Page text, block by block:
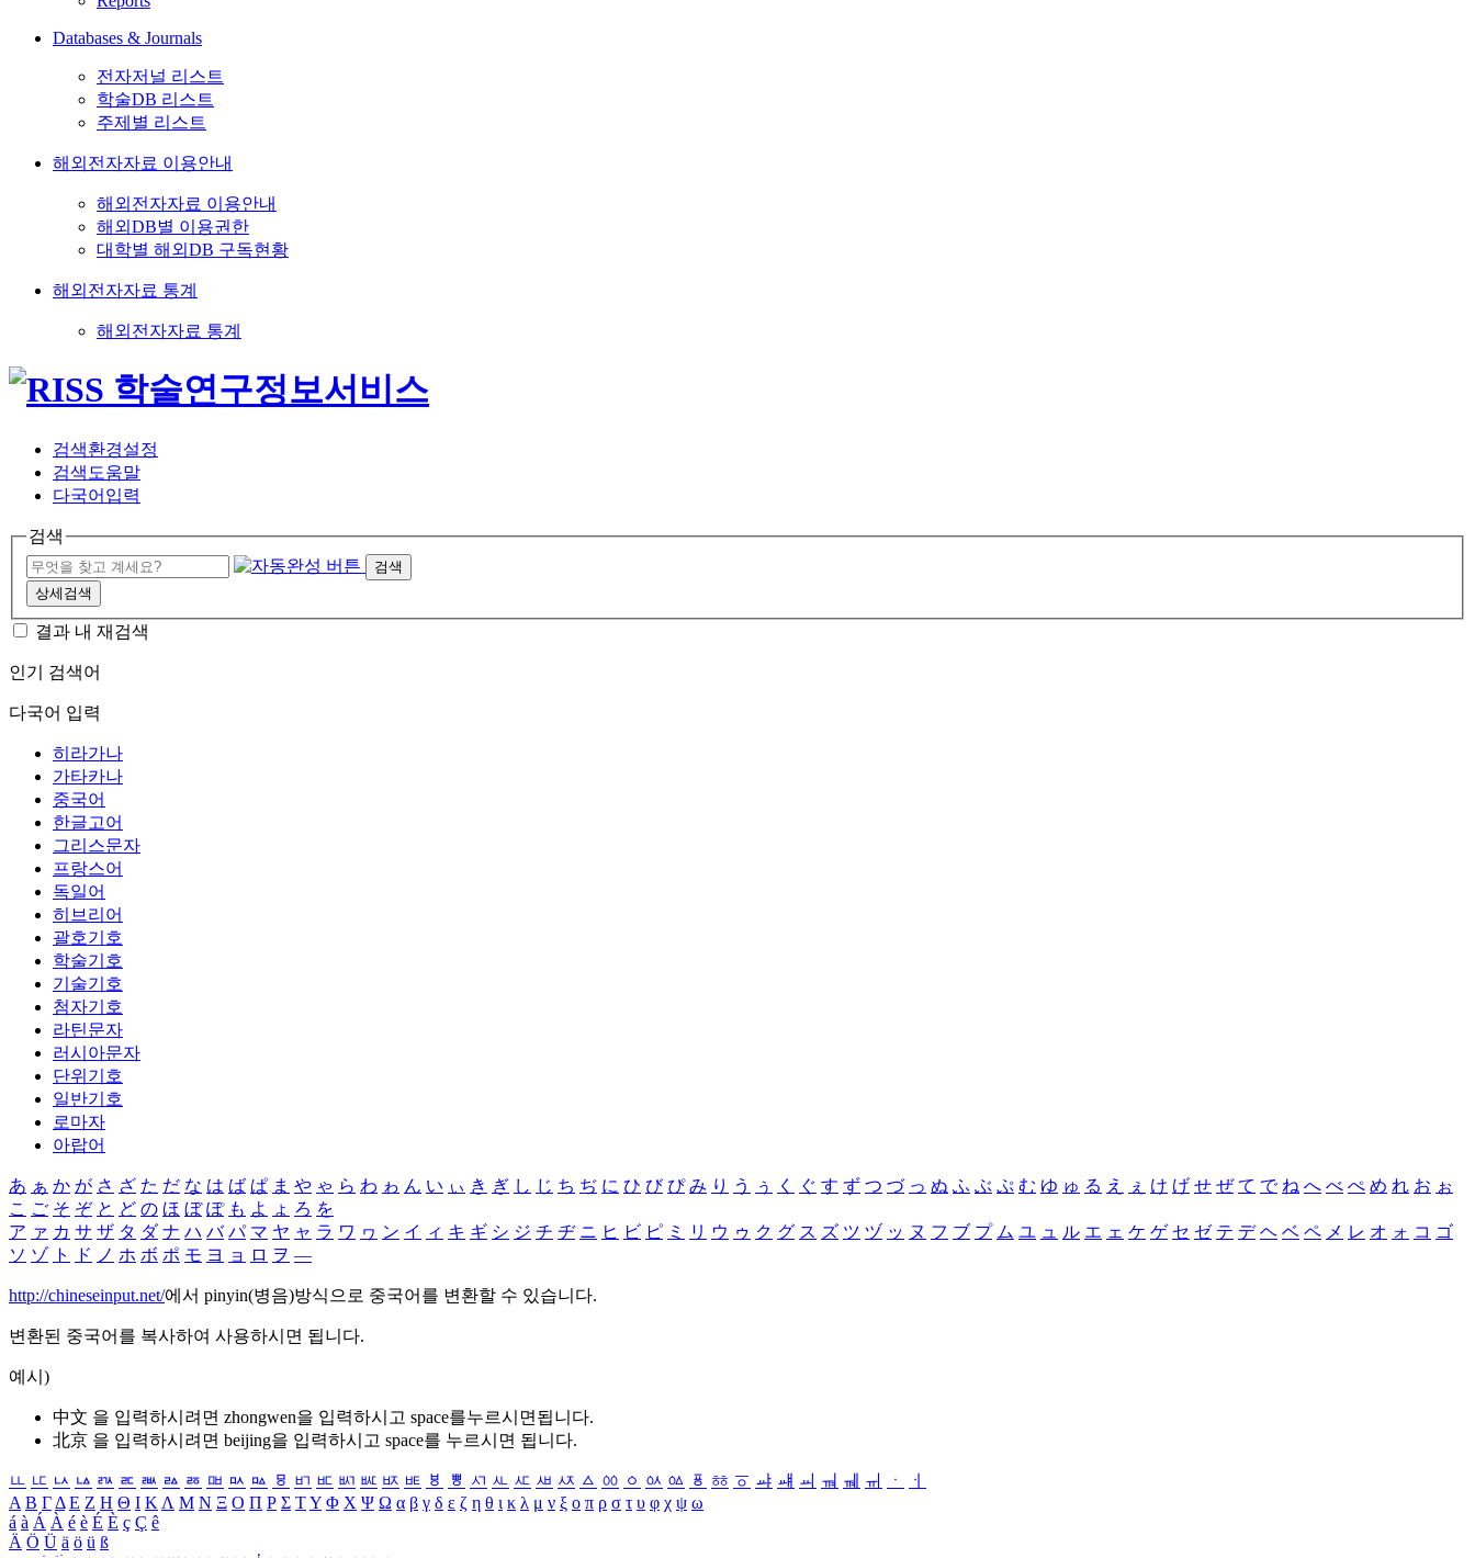
Databases & Journals
전자저널 리스트
학술DB 리스트
주제별 리스트
해외전자자료 이용안내
해외전자자료 이용안내
해외DB별 이용권한
대학별 해외DB 구독현황
해외전자자료 통계
해외전자자료 통계
검색환경설정
검색도움말
다국어입력
검색
검색
상세검색
결과 내 재검색
인기 검색어
다국어 입력
히라가나
가타카나
중국어
한글고어
그리스문자
프랑스어
독일어
히브리어
괄호기호
학술기호
기술기호
첨자기호
라틴문자
러시아문자
단위기호
일반기호
로마자
아랍어
あ ぁ か が さ ざ た だ な は ば ぱ ま や ゃ ら わ ゎ ん い ぃ き ぎ し じ ち ぢ に ひ び ぴ み り う ぅ く ぐ す ず つ づ っ ぬ ふ ぶ ぷ む ゆ ゅ る え ぇ け げ せ ぜ て で ね へ べ ぺ め れ お ぉ
こ ご そ ぞ と ど の ほ ぼ ぽ も よ ょ ろ を
ア ァ カ サ ザ タ ダ ナ ハ バ パ マ ヤ ャ ラ ワ ヮ ン イ ィ キ ギ シ ジ チ ヂ ニ ヒ ビ ピ ミ リ ウ ゥ ク グ ス ズ ツ ヅ ッ ヌ フ ブ プ ム ユ ュ ル エ ェ ケ ゲ セ ゼ テ デ ヘ ベ ペ メ レ オ ォ コ ゴ
ソ ゾ ト ド ノ ホ ボ ポ モ ヨ ョ ロ ヲ ―
http://chineseinput.net/에서 pinyin(병음)방식으로 중국어를 변환할 수 있습니다.
변환된 중국어를 복사하여 사용하시면 됩니다.
예시)
中文 을 입력하시려면 zhongwen을 입력하시고 space를누르시면됩니다.
北京 을 입력하시려면 beijing을 입력하시고 space를 누르시면 됩니다.
ㅥ ㅦ ㅧ ㅨ ㅩ ㅪ ㅫ ㅬ ㅭ ㅮ ㅯ ㅰ ㅱ ㅲ ㅳ ㅴ ㅵ ㅶ ㅷ ㅸ ㅹ ㅺ ㅻ ㅼ ㅽ ㅾ ㅿ ㆀ ㆁ ㆂ ㆃ ㆄ ㆅ ㆆ ㆇ ㆈ ㆉ ㆊ ㆋ ㆌ ㆍ
ㆎ
Α Β ΓΔ Ε Ζ Η Θ Ι ΚΛ Μ Ν Ξ Ο Π Ρ Σ ΤΥ Φ Χ Ψ Ω α β γ δ ε ζ η θ ι κ λ μ ν ξ ο π ρ σ τ υ φ χ ψ ω
á à Á À é è É È ç Ç ê
Ä Ö Ü ä ö ü ß